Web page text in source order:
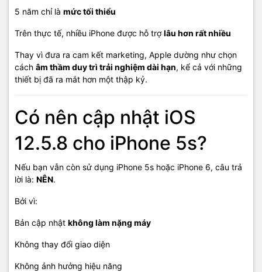
5 năm chỉ là mức tối thiểu
Trên thực tế, nhiều iPhone được hỗ trợlâu hơn rất nhiều
Thay vì đưa ra cam kết marketing, Apple dường như chọn
cách âm thầm duy trì trải nghiệm dài hạn, kể cả với những
thiết bị đã ra mắt hơn một thập kỷ.
Có nên cập nhật iOS
12.5.8 cho iPhone 5s?
Nếu bạn vẫn còn sử dụng iPhone 5s hoặc iPhone 6, câu trả
lời là: NÊN.
Bởi vì:
Bản cập nhật không làm nặng máy
Không thay đổi giao diện
Không ảnh hưởng hiệu năng